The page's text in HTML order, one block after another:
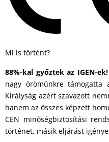
Mi is történt?
88%-kal győztek az IGEN-ek!
nagy örömünkre támogatta
Királyság azért szavazott
hanem az összes képzett
CEN minőségbiztosítási
történet, másik eljárást